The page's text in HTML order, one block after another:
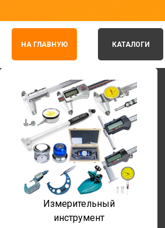
НА ГЛАВНУЮ КАТАЛОГИ
Измерительный
инструмент